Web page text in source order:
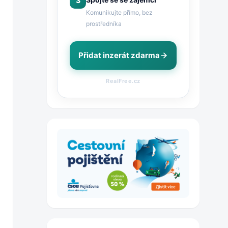
Komunikujte přímo, bez
prostředníka
Přidat inzerát zdarma
RealFree.cz